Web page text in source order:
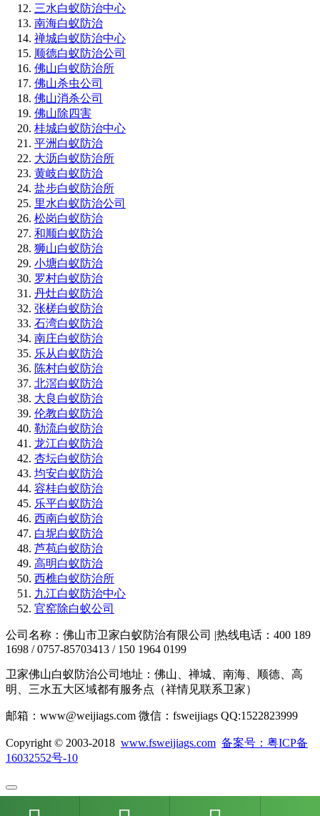
三水白蚁防治中心
南海白蚁防治
禅城白蚁防治中心
顺德白蚁防治公司
佛山白蚁防治所
佛山杀虫公司
佛山消杀公司
佛山除四害
桂城白蚁防治中心
平洲白蚁防治
大沥白蚁防治所
黄岐白蚁防治
盐步白蚁防治所
里水白蚁防治公司
松岗白蚁防治
和顺白蚁防治
狮山白蚁防治
小塘白蚁防治
罗村白蚁防治
丹灶白蚁防治
张槎白蚁防治
石湾白蚁防治
南庄白蚁防治
乐从白蚁防治
陈村白蚁防治
北滘白蚁防治
大良白蚁防治
伦教白蚁防治
勒流白蚁防治
龙江白蚁防治
杏坛白蚁防治
均安白蚁防治
容桂白蚁防治
乐平白蚁防治
西南白蚁防治
白坭白蚁防治
芦苞白蚁防治
高明白蚁防治
西樵白蚁防治所
九江白蚁防治中心
官窑除白蚁公司
公司名称：佛山市卫家白蚁防治有限公司 |热线电话：400 189
1698 / 0757-85703413 / 150 1964 0199
卫家佛山白蚁防治公司地址：佛山、禅城、南海、顺德、高
明、三水五大区域都有服务点（祥情见联系卫家）
邮箱：www@weijiags.com 微信：fsweijiags QQ:1522823999
Copyright © 2003-2018 www.fsweijiags.com 备案号：粤ICP备
16032552号-10